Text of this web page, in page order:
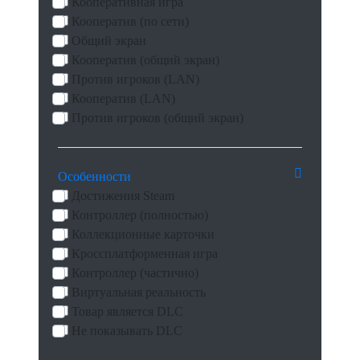
Общий экран
Кооператив (общий экран)
Против игроков (LAN)
Кооператив (LAN)
Против игроков (общий экран)
Особенности
Достижения Steam
Виртуальная реальность
Товар является DLC
Не показывать DLC